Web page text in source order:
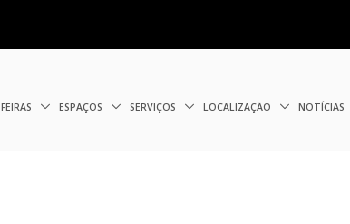
FEIRAS ESPAÇOS SERVIÇOS LOCALIZAÇÃO NOTÍCIAS